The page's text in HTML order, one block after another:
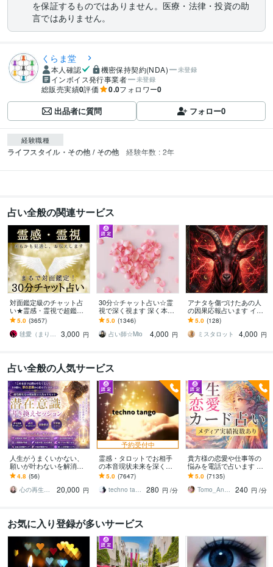
を保証するものではありません。医療・法律・投資の助
言ではありません。
くらま堂
本人確認 機密保持契約(NDA) 未登録
インボイス発行事業者 未登録
総販売実績0評価 0.0フォロワー0
出品者に質問 フォロー0
経験職種
ライフスタイル・その他 / その他 経験年数 : 2年
占い全般の関連サービス
対面鑑定級のチャット占
い★霊感・霊視で超鑑定
します 占いし放題の30
分！どんなことでも全て
を見通す霊感霊視で解決
5.0 (3657)
毬愛（まりあ）
3,000 円
30分☆チャット占い☆霊
視で深く視ます 深く本質
にアクセス！上げなし幸
せになるためのお手伝い
をします
5.0 (1346)
占い師☆Mio
4,000 円
アナタを傷づけたあの人
の因果応報占います イラ
イラ解消！気持ちを整理
したい人向け
5.0 (128)
ミスタロット
4,000 円
占い全般の人気サービス
人生がうまくいかない、
願いが叶わないを解消し
ます 現実を変えるために
努力したのに、自力では
もう無理と感じている
4.8 (56)
心の再生セラピスト YASUKO
20,000 円
予約受付中
霊感・タロットでお相手
の本音現状未来を深く視
ます 恋愛・仕事・家族・
人間関係の本質を見抜き
スピード解決へ
5.0 (7647)
techno tango
280 円 /分
貴方様の恋愛や仕事等の
悩みを電話で占います タ
ロットカード、オラクル
カード、ルノルマンカー
ドを使用します
5.0 (7135)
Tomo_Angel7
240 円 /分
お気に入り登録が多いサービス